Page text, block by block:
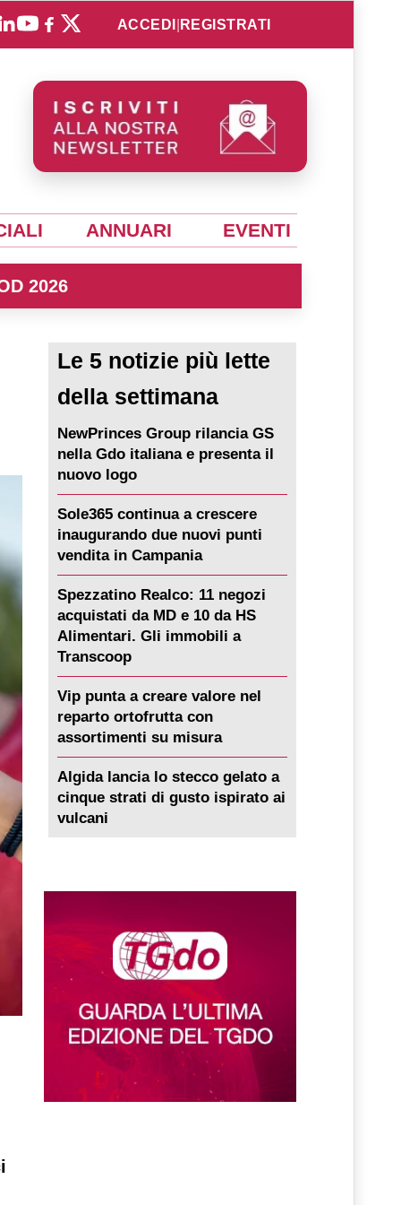
ACCEDI REGISTRATI
ANNUARI EVENTI
2026
Le 5 notizie più lette
della settimana
NewPrinces Group rilancia GS
nella Gdo italiana e presenta il
nuovo logo
Sole365 continua a crescere
inaugurando due nuovi punti
vendita in Campania
Spezzatino Realco: 11 negozi
acquistati da MD e 10 da HS
Alimentari. Gli immobili a
Transcoop
Vip punta a creare valore nel
reparto ortofrutta con
assortimenti su misura
Algida lancia lo stecco gelato a
cinque strati di gusto ispirato ai
vulcani